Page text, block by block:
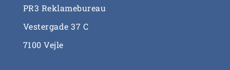
PR3 Reklamebureau
Vestergade 37 C
7100 Vejle